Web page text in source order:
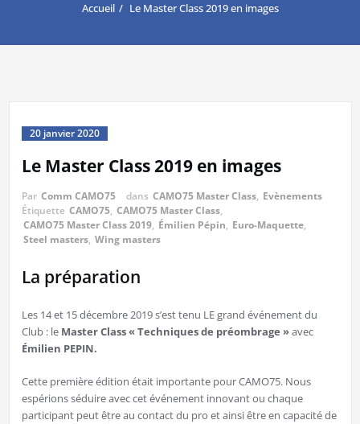
Accueil Le Master Class 2019 en images
20 janvier 2020
Le Master Class 2019 en images
Par Comm CAMO75 dans CAMO75 Master Class, Evènements
Étiquette CAMO75, CAMO75 Master Class,
CAMO75 Master Class 2019, Émilien Pépin, Euro-Maquette,
Steel masters, Wing masters
La préparation
Les 14 et 15 décembre 2019 s’est tenu LE grand événement du
Club : le Master Class « Techniques de préombrage »avec
Émilien PEPIN.
Cette première édition était importante pour CAMO75. Nous
espérions séduire avec cet événement innovant ou chaque
participant peut être au contact du pro et ainsi être en capacité de